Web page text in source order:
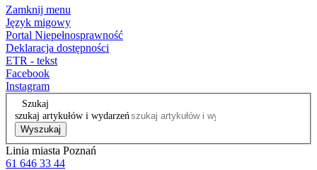
Zamknij menu
Język migowy
Portal Niepełnosprawność
Deklaracja dostępności
ETR - tekst
Facebook
Instagram
Szukaj
szukaj artykułów i wydarzeń
Wyszukaj
Linia miasta Poznań
61 646 33 44